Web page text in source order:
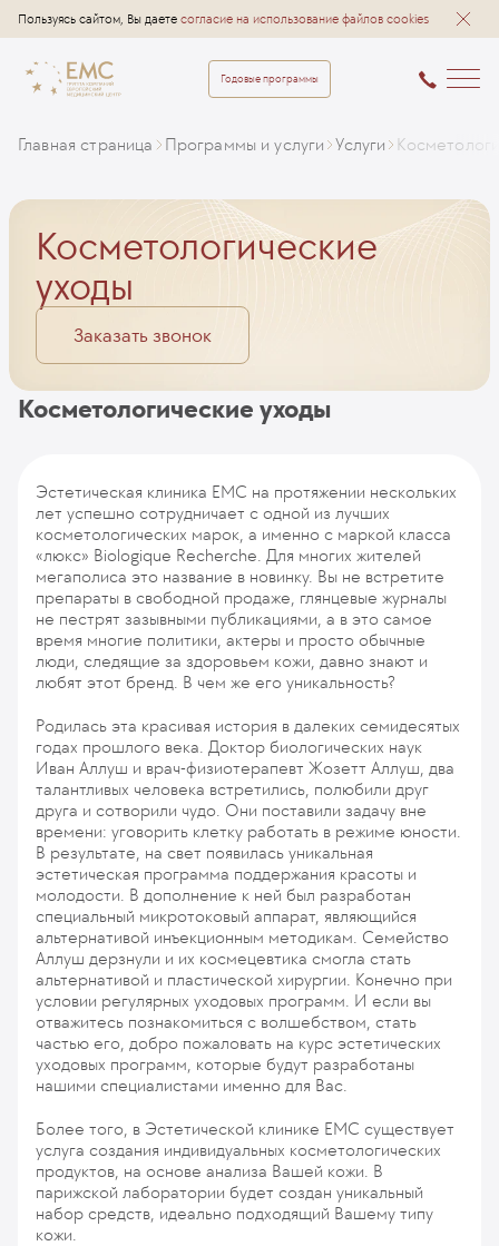
Пользуясь сайтом, Вы даете согласие на использование файлов cookies
Годовые программы
Главная страница Программы и услуги Услуги
Косметологические
уходы
Заказать звонок
Косметологические уходы
Эстетическая клиника ЕМС на протяжении нескольких
лет успешно сотрудничает с одной из лучших
косметологических марок, а именно с маркой класса
«люкс» Biologique Recherche. Для многих жителей
мегаполиса это название в новинку. Вы не встретите
препараты в свободной продаже, глянцевые журналы
не пестрят зазывными публикациями, а в это самое
время многие политики, актеры и просто обычные
люди, следящие за здоровьем кожи, давно знают и
любят этот бренд. В чем же его уникальность?
Родилась эта красивая история в далеких семидесятых
годах прошлого века. Доктор биологических наук
Иван Аллуш и врач-физиотерапевт Жозетт Аллуш, два
талантливых человека встретились, полюбили друг
друга и сотворили чудо. Они поставили задачу вне
времени: уговорить клетку работать в режиме юности.
В результате, на свет появилась уникальная
эстетическая программа поддержания красоты и
молодости. В дополнение к ней был разработан
специальный микротоковый аппарат, являющийся
альтернативой инъекционным методикам. Семейство
Аллуш дерзнули и их космецевтика смогла стать
альтернативой и пластической хирургии. Конечно при
условии регулярных уходовых программ. И если вы
отважитесь познакомиться с волшебством, стать
частью его, добро пожаловать на курс эстетических
уходовых программ, которые будут разработаны
нашими специалистами именно для Вас.
Более того, в Эстетической клинике EMC существует
услуга создания индивидуальных косметологических
продуктов, на основе анализа Вашей кожи. В
парижской лаборатории будет создан уникальный
набор средств, идеально подходящий Вашему типу
кожи.